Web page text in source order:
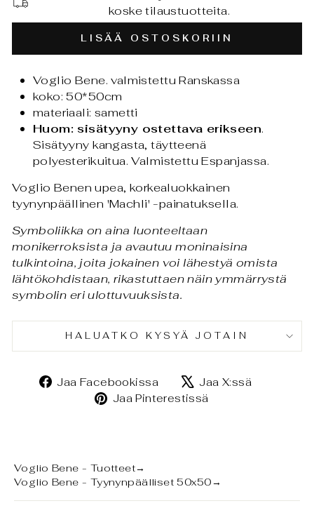
koske tilaustuotteita.
LISÄÄ OSTOSKORIIN
Voglio Bene. valmistettu Ranskassa
koko: 50*50cm
materiaali: sametti
Huom: sisätyyny ostettava erikseen.
Sisätyynykangasta, täytteenä
polyesterikuitua. Valmistettu Espanjassa.
Voglio Benen upea, korkealuokkainen
tyynynpäällinen 'Machli' -painatuksella.
Symboliikka on aina luonteeltaan
monikerroksista ja avautuu moninaisina
tulkintoina, joita jokainen voi lähestyä omista
lähtökohdistaan, rikastuttaen näin ymmärrystä
symbolin eri ulottuvuuksista.
HALUATKO KYSYÄ JOTAIN
Jaa Facebookissa
Jaa
Facebookissa
Jaa X:ssä
Jaa Pinterestissä
Voglio Bene - Tuotteet→
Voglio Bene - Tyynynpäälliset 50x50→